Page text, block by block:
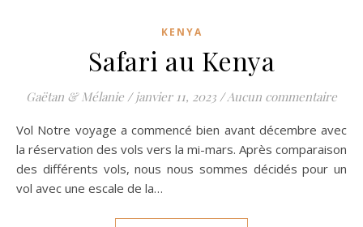
KENYA
Safari au Kenya
Gaëtan & Mélanie / janvier 11, 2023 /Aucun commentaire
Vol Notre voyage a commencé bien avant décembre avec
la réservation des vols vers la mi-mars. Après comparaison
des différents vols, nous nous sommes décidés pour un
vol avec une escale de la…